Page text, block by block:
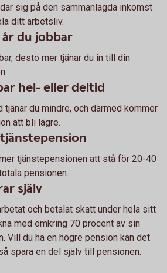
sig på den sammanlagda inkomst
ditt arbetsliv.
du jobbar
desto mer tjänar du in till din
hel- eller deltid
tjänar du mindre, och därmed kommer
att bli lägre.
tjänstepensionen att stå för 20-40
pensionen.
själv
och betalat skatt under hela sitt
med omkring 70 procent av sin
Vill du ha en högre pension kan det
spara en del själv till pensionen.